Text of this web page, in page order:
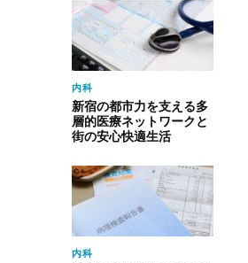
内科
新宿の都市力を支える多
層的医療ネットワークと
街の安心快適生活
内科